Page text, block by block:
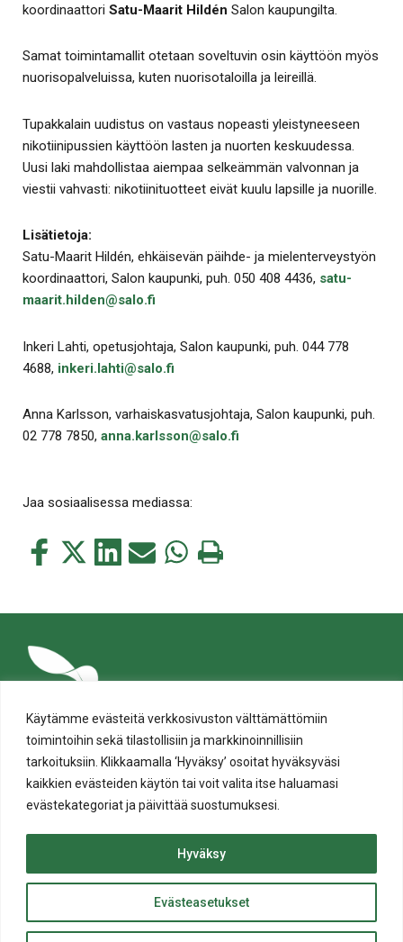
Käytämme evästeitä verkkosivuston välttämättömiin
toimintoihin sekä tilastollisiin ja markkinoinnillisiin
tarkoituksiin. Klikkaamalla ‘Hyväksy’ osoitat hyväksyväsi
kaikkien evästeiden käytön tai voit valita itse haluamasi
evästekategoriat ja päivittää suostumuksesi.
Evästeasetukset
Hyväksy
koordinaattori Satu-Maarit Hildén Salon kaupungilta.
Samat toimintamallit otetaan soveltuvin osin käyttöön myös
nuorisopalveluissa, kuten nuorisotaloilla ja leireillä.
Tupakkalain uudistus on vastaus nopeasti yleistyneeseen
nikotiinipussien käyttöön lasten ja nuorten keskuudessa.
Uusi laki mahdollistaa aiempaa selkeämmän valvonnan ja
viestii vahvasti: nikotiinituotteet eivät kuulu lapsille ja nuorille.
Lisätietoja:
Satu-Maarit Hildén, ehkäisevän päihde- ja mielenterveystyön
koordinaattori, Salon kaupunki, puh. 050 408 4436, satu-
maarit.hilden@salo.fi
Inkeri Lahti, opetusjohtaja, Salon kaupunki, puh. 044 778
4688, inkeri.lahti@salo.fi
Anna Karlsson, varhaiskasvatusjohtaja, Salon kaupunki, puh.
02 778 7850, anna.karlsson@salo.fi
Jaa sosiaalisessa mediassa:
Jaa
Jaa
Jaa Jaa Jaa Tulosta
ylös
© Salon kaupunki 2020 • All rights reserved.